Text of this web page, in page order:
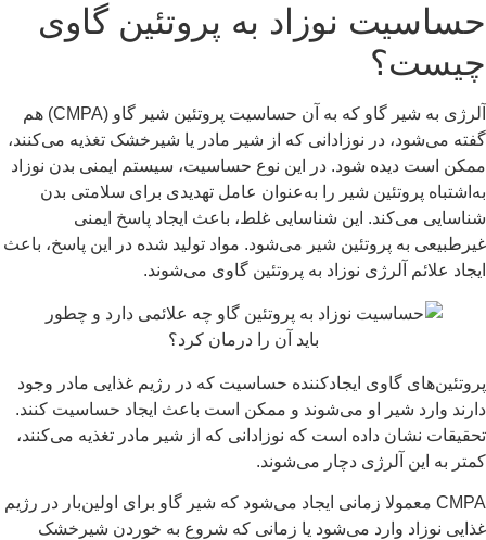
حساسیت نوزاد به پروتئین گاوی
چیست؟
آلرژی به شیر گاو که به آن حساسیت پروتئین شیر گاو (CMPA) هم
گفته می‌شود، در نوزادانی که از شیر مادر یا شیرخشک تغذیه می‌کنند،
ممکن است دیده شود. در این نوع حساسیت، سیستم ایمنی بدن نوزاد
به‌اشتباه پروتئین شیر را به‌عنوان عامل تهدیدی برای سلامتی بدن
شناسایی می‌کند. این شناسایی غلط، باعث ایجاد پاسخ ایمنی
غیرطبیعی به پروتئین شیر می‌شود. مواد تولید شده در این پاسخ، باعث
ایجاد علائم آلرژی نوزاد به پروتئین گاوی می‌شوند.
پروتئین‌های گاوی ایجادکننده حساسیت که در رژیم غذایی مادر وجود
دارند وارد شیر او می‌شوند و ممکن است باعث ایجاد حساسیت کنند.
تحقیقات نشان داده است که نوزادانی که از شیر مادر تغذیه می‌کنند،
کمتر به این آلرژی دچار می‌شوند.
CMPA معمولا زمانی ایجاد می‌شود که شیر گاو برای اولین‌بار در رژیم
غذایی نوزاد وارد می‌شود یا زمانی که شروع به خوردن شیرخشک